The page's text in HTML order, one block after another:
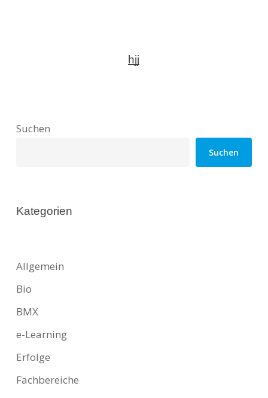
hjj
Suchen
Suchen
Kategorien
Allgemein
Bio
BMX
e-Learning
Erfolge
Fachbereiche